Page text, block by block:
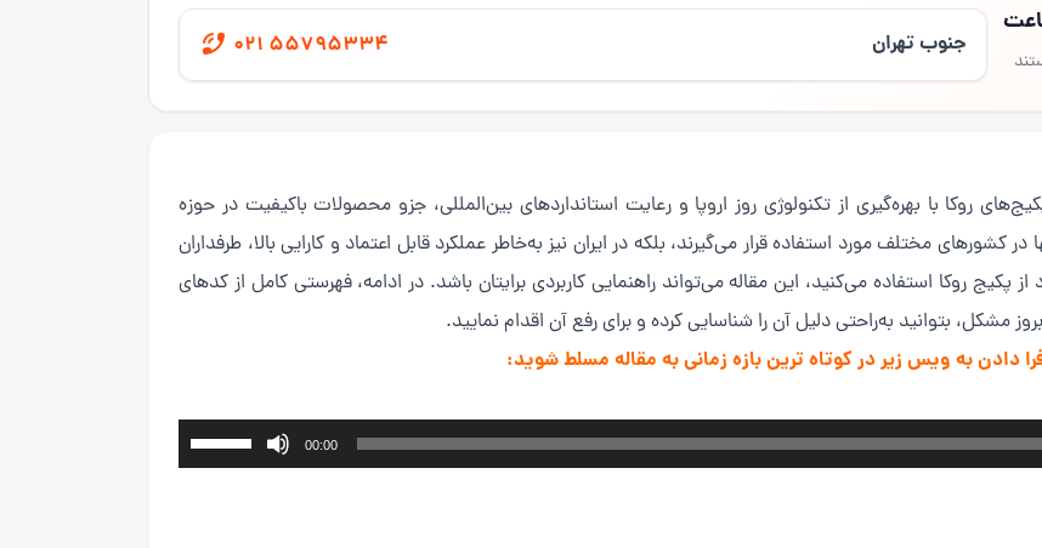
جنوب تهران 021 55795334
روکا با بهره‌گیری از تکنولوژی روز اروپا و رعایت استانداردهای بین‌المللی، جزو محصولات باکیفیت در حوزه
مختلف مورد استفاده قرار می‌گیرند، بلکه در ایران نیز به‌خاطر عملکرد قابل اعتماد و کارایی بالا، طرفداران
پکیج روکا استفاده می‌کنید، این مقاله می‌تواند راهنمایی کاربردی برایتان باشد. در ادامه، فهرستی کامل از کدهای
مشکل، بتوانید به‌راحتی دلیل آن را شناسایی کرده و برای رفع آن اقدام نمایید.
دادن به ویس زیر در کوتاه ترین بازه زمانی به مقاله مسلط شوید:
00:00